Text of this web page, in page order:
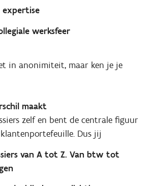
expertise
werksfeer
in anonimiteit, maar ken je je
maakt
zelf en bent de centrale figuur
Dus jij
van A tot Z. Van btw tot